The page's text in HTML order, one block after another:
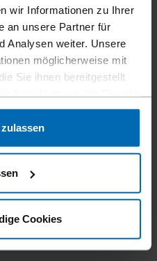
wir Informationen zu Ihrer
an unsere Partner für
Analysen weiter. Unsere
möglicherweise mit
Sie ihnen bereitgestellt
Cookies
Ausführungen.
die beste Lösung für
wie z.B. dem
Verarbeitung.
FASCO® F33
verarbeitet werden.